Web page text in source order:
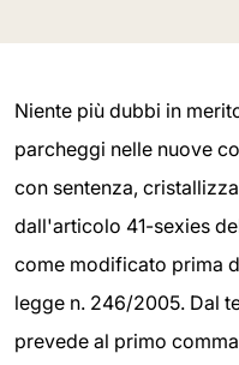
Niente più dubbi in
parcheggi nelle nuove
con sentenza,
dall'articolo 41-sexies
come modificato prima
legge n. 246/2005. Dal
prevede al primo